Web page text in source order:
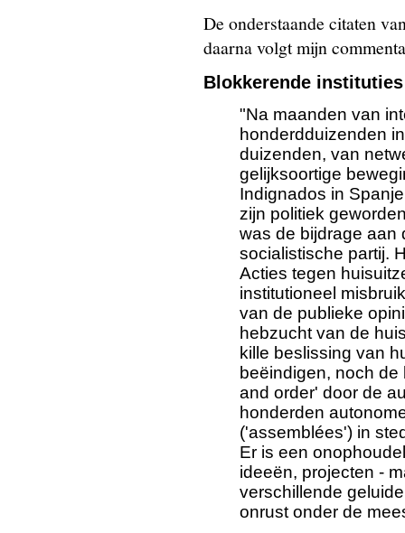
De onderstaande citaten
daarna volgt mijn
Blokkerende instituties
"Na maanden van
honderdduizenden
duizenden, van
gelijksoortige
Indignados in
zijn politiek
was de bijdrage aan
socialistische partij.
Acties tegen
institutioneel
van de publieke
hebzucht van de
kille beslissing van
beëindigen, noch
and order' door de
honderden
('assemblées') in
Er is een
ideeën, projecten -
verschillende
onrust onder de